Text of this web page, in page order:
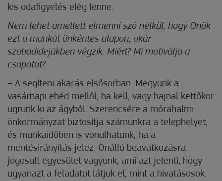
kis odafigyelés elég lenne.
Nem lehet amellett elmenni szó nélkül, hogy Önök
ezt a munkát önkéntes alapon, akár
szabadidejükben végzik. Miért? Mi motiválja a
csapatot?
– A segíteni akarás elsősorban. Megyünk a
vasárnapi ebéd mellől, ha kell, vagy hajnal kettőkor
ugrunk ki az ágyból. Szerencsére a mórahalmi
önkormányzat biztosítja számunkra a telephelyet,
és munkaidőben is vonulhatunk, ha a
mentésirányítás jelez. Önálló beavatkozásra
jogosult egyesület vagyunk, ami azt jelenti, hogy
ugyanazt a feladatot látjuk el, mint a hivatásosok.